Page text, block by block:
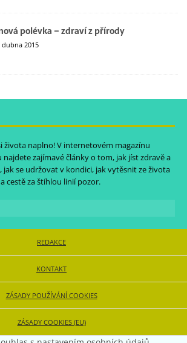
polévka – zdraví z přírody
dubna 2015
života naplno! V internetovém magazínu
najdete zajímavé články o tom, jak jíst zdravě a
se udržovat v kondici, jak vytěsnit ze života
cestě za štíhlou linií pozor.
REDAKCE
KONTAKT
ZÁSADY POUŽÍVÁNÍ COOKIES
ZÁSADY COOKIES (EU)